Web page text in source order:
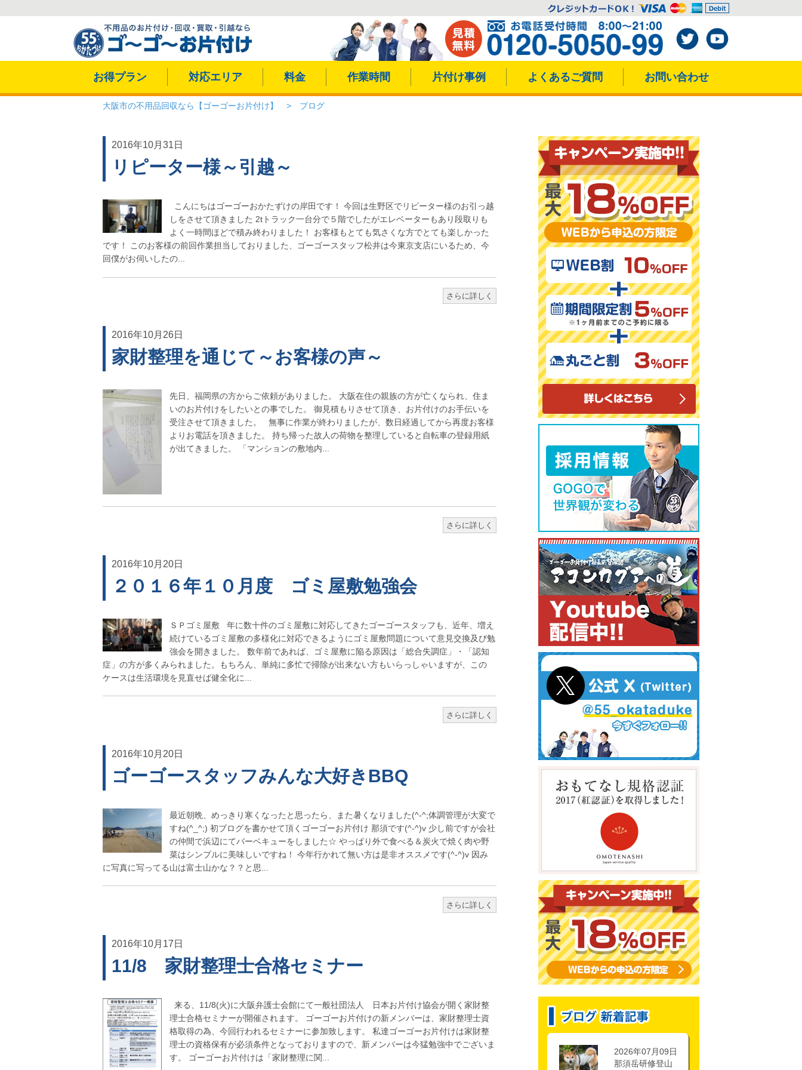
お得プラン 対応エリア 料金 作業時間 片付け事例 よくあるご質問 お問い合わせ
大阪市の不用品回収なら【ゴーゴーお片付け】 > ブログ
2016年10月31日
リピーター様～引越～
こんにちはゴーゴーおかたずけの岸田です！ 今回は生野区でリピーター様のお引っ越
しをさせて頂きました 2tトラック一台分で５階でしたがエレベーターもあり段取りも
よく一時間ほどで積み終わりました！ お客様もとても気さくな方でとても楽しかった
です！ このお客様の前回作業担当しておりました、ゴーゴースタッフ松井は今東京支店にいるため、今
回僕がお伺いしたの...
さらに詳しく
2016年10月26日
家財整理を通じて～お客様の声～
先日、福岡県の方からご依頼がありました。 大阪在住の親族の方が亡くなられ、住ま
いのお片付けをしたいとの事でした。 御見積もりさせて頂き、お片付けのお手伝いを
受注させて頂きました。 無事に作業が終わりましたが、数日経過してから再度お客様
よりお電話を頂きました。 持ち帰った故人の荷物を整理していると自転車の登録用紙
が出てきました。 「マンションの敷地内...
さらに詳しく
2016年10月20日
２０１６年１０月度 ゴミ屋敷勉強会
ＳＰゴミ屋敷 年に数十件のゴミ屋敷に対応してきたゴーゴースタッフも、近年、増え
続けているゴミ屋敷の多様化に対応できるようにゴミ屋敷問題について意見交換及び勉
強会を開きました。 数年前であれば、ゴミ屋敷に陥る原因は「総合失調症」・「認知
症」の方が多くみられました。もちろん、単純に多忙で掃除が出来ない方もいらっしゃいますが、この
ケースは生活環境を見直せば健全化に...
さらに詳しく
2016年10月20日
ゴーゴースタッフみんな大好きBBQ
最近朝晩、めっきり寒くなったと思ったら、また暑くなりました(^-^;体調管理が大変で
すね(^_^;) 初ブログを書かせて頂くゴーゴーお片付け 那須です(^-^)v 少し前ですが会社
の仲間で浜辺にてバーベキューをしました☆ やっぱり外で食べる＆炭火で焼く肉や野
菜はシンプルに美味しいですね！ 今年行かれて無い方は是非オススメです(^-^)v 因み
に写真に写ってる山は富士山かな？？と思...
さらに詳しく
2016年10月17日
11/8 家財整理士合格セミナー
来る、11/8(火)に大阪弁護士会館にて一般社団法人 日本お片付け協会が開く家財整
理士合格セミナーが開催されます。 ゴーゴーお片付けの新メンバーは、家財整理士資
格取得の為、今回行われるセミナーに参加致します。 私達ゴーゴーお片付けは家財整
理士の資格保有が必須条件となっておりますので、新メンバーは今猛勉強中でございま
す。 ゴーゴーお片付けは「家財整理に関...
2026年07月09日
那須岳研修登山